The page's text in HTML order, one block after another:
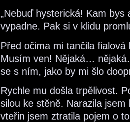
„Nebuď hysterická! Kam
vypadne. Pak si v klidu
Před očima mi tančila
Musím ven! Nějaká…
se s ním, jako by mi šlo
Rychle mu došla trpělivost.
silou ke stěně. Narazila
vteřin jsem ztratila pojem o